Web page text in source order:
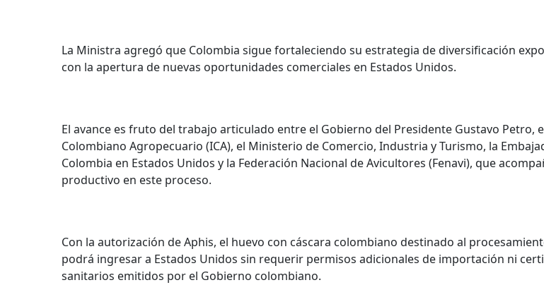
La Ministra agregó que Colombia sigue fortaleciendo su estrategia de diversificación
con la apertura de nuevas oportunidades comerciales en Estados Unidos.
El avance es fruto del trabajo articulado entre el Gobierno del Presidente Gustavo Petro,
Colombiano Agropecuario (ICA), el Ministerio de Comercio, Industria y Turismo, la
Colombia en Estados Unidos y la Federación Nacional de Avicultores (Fenavi), que
productivo en este proceso.
Con la autorización de Aphis, el huevo con cáscara colombiano destinado al
podrá ingresar a Estados Unidos sin requerir permisos adicionales de importación ni
sanitarios emitidos por el Gobierno colombiano.